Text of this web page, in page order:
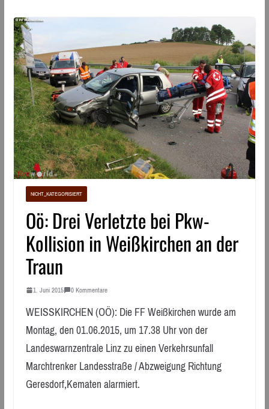
NICHT_KATEGORISIERT
Oö: Drei Verletzte bei Pkw-
Kollision in Weißkirchen an der
Traun
1. Juni 2015 0 Kommentare
WEISSKIRCHEN (OÖ): Die FF Weißkirchen wurde am
Montag, den 01.06.2015, um 17.38 Uhr von der
Landeswarnzentrale Linz zu einen Verkehrsunfall
Marchtrenker Landesstraße / Abzweigung Richtung
Geresdorf,Kematen alarmiert.